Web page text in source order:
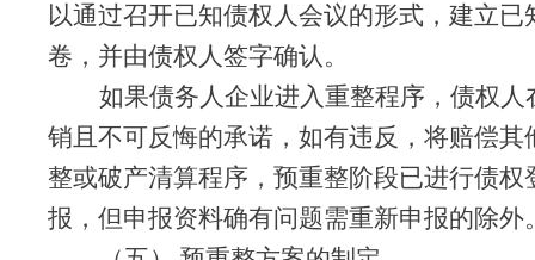
以通过召开已知债权人会议的形式，建立
卷，并由债权人签字确认。
如果债务人企业进入重整程序，债权
销且不可反悔的承诺，如有违反，将赔偿
整或破产清算程序，预重整阶段已进行债
报，但申报资料确有问题需重新申报的除外